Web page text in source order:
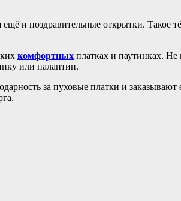
и поздравительные открытки. Такое
комфортных платках и паутинках. Не
или палантин.
за пуховые платки и